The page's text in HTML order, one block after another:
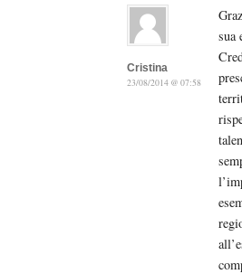
Cristina
23/08/2014 @ 07:58
sua